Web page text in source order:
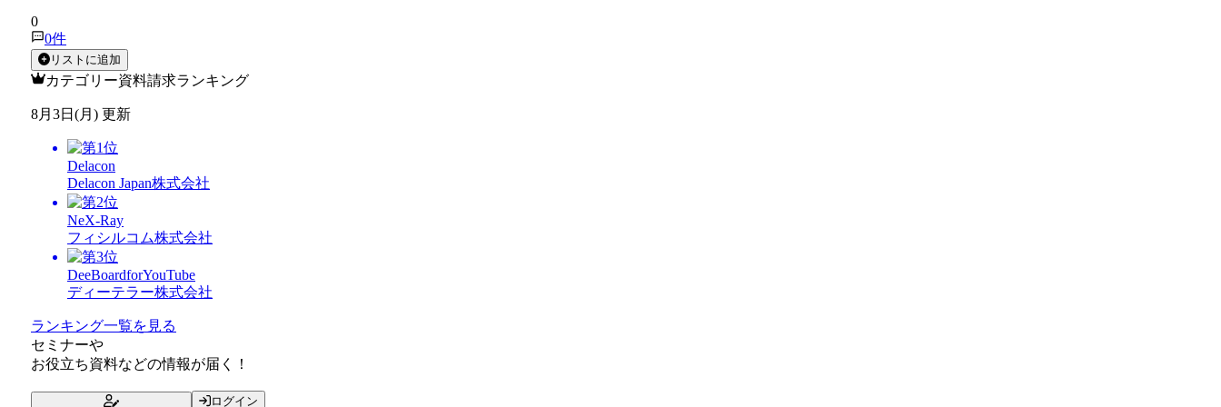
0
0件
リストに追加
カテゴリー資料請求ランキング
8月3日(月) 更新
Delacon
Delacon Japan株式会社
NeX-Ray
フィシルコム株式会社
DeeBoardforYouTube
ディーテラー株式会社
ランキング一覧を見る
セミナーや
お役立ち資料などの情報が届く！
ログイン